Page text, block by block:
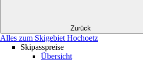
Zurück
Alles zum Skigebiet Hochoetz
Skipasspreise
Übersicht